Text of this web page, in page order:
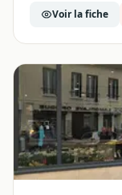
Voir la fiche